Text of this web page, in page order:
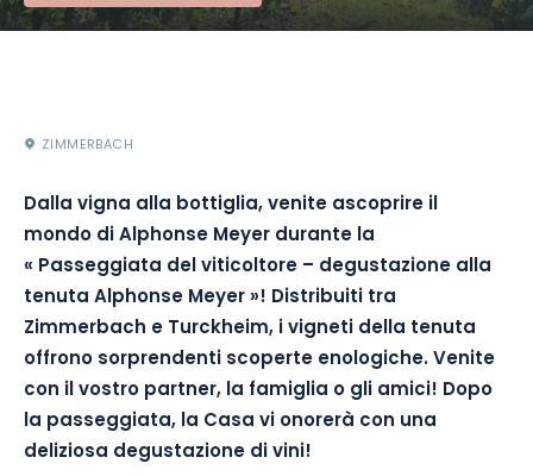
ZIMMERBACH
Dalla vigna alla bottiglia,venite ascoprire il
mondo di Alphonse Meyer durante la
« Passeggiata del viticoltore – degustazione alla
tenuta Alphonse Meyer »! Distribuiti tra
Zimmerbach e Turckheim, i vigneti della tenuta
offrono sorprendenti scoperte enologiche.Venite
con il vostro partner, la famiglia o gli amici! Dopo
la passeggiata, la Casa vi onorerà con una
deliziosa degustazione di vini!